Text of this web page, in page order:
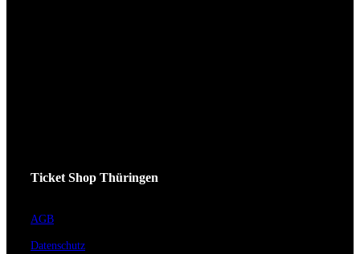
Ticket Shop Thüringen
AGB
Datenschutz